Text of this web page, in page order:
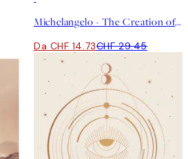
Michelangelo - The Creation of Adam Poster
Da CHF 14.73CHF 29.45